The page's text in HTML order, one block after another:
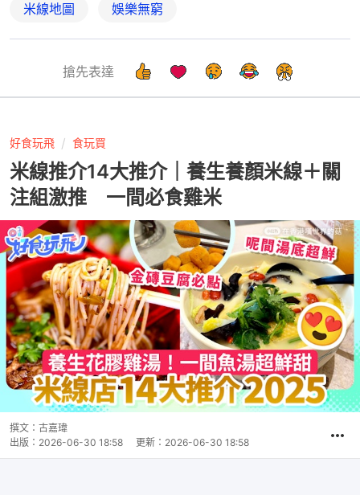
米線地圖 娛樂無窮
搶先表達
好食玩飛 食玩買
米線推介14大推介｜養生養顏米線＋關
注組激推 一間必食雞米
撰文： 古嘉瑋
出版： 2026-06-30 18:58 更新： 2026-06-30 18:58